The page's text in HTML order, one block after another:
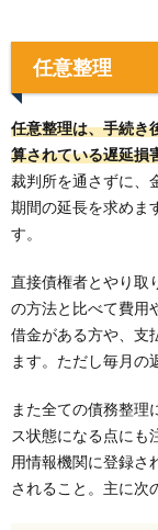
任意整理
任意整理は、手続き
算されている遅延損
裁判所を通さずに、
期間の延長を求めま
す。
直接債権者とやり取
の方法と比べて費用
借金がある方や、支
ます。ただし毎月の
また全ての債務整理
ス状態になる点にも
用情報機関に登録さ
されること。主に次